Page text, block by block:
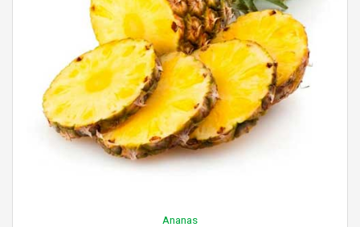
Ananas